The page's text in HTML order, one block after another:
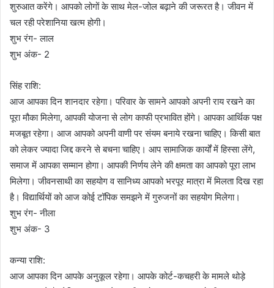
शुरुआत करेंगे। आपको लोगों के साथ मेल-जोल बढ़ाने की जरूरत है। जीवन में
चल रही परेशानिया खत्म होगी।
शुभ रंग- लाल
शुभ अंक- 2
सिंह राशि:
आज आपका दिन शानदार रहेगा। परिवार के सामने आपको अपनी राय रखने का
पूरा मौका मिलेगा, आपकी योजना से लोग काफी प्रभावित होंगे। आपका आर्थिक पक्ष
मजबूत रहेगा। आज आपको अपनी वाणी पर संयम बनाये रखना चाहिए। किसी बात
को लेकर ज्यादा जिद्द करने से बचना चाहिए। आप सामाजिक कार्यों में हिस्सा लेंगे,
समाज में आपका सम्मान होगा। आपकी निर्णय लेने की क्षमता का आपको पूरा लाभ
मिलेगा। जीवनसाथी का सहयोग व सानिध्य आपको भरपूर मात्रा में मिलता दिख रहा
है। विद्यार्थियों को आज कोई टॉपिक समझने में गुरुजनों का सहयोग मिलेगा।
शुभ रंग- नीला
शुभ अंक- 3
कन्या राशि:
आज आपका दिन आपके अनुकूल रहेगा। आपके कोर्ट-कचहरी के मामले थोड़े